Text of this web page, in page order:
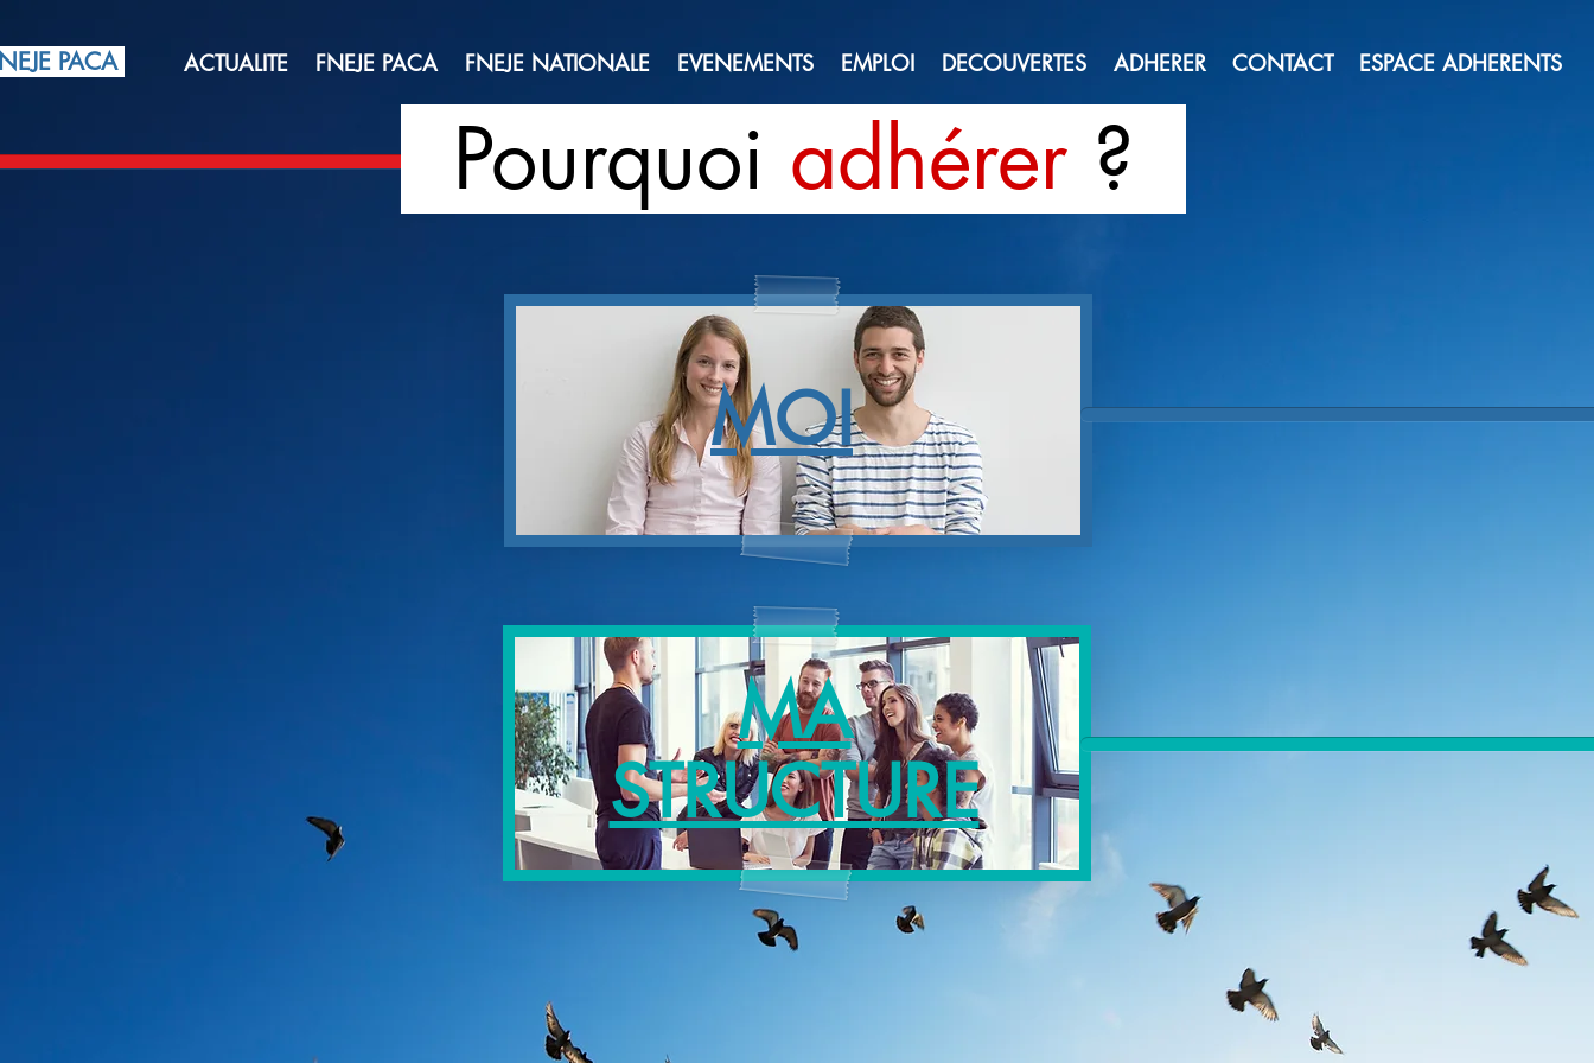
PACA ACTUALITE FNEJE PACA FNEJE NATIONALE EVENEMENTS EMPLOI DECOUVERTES ADHERER CONTACT ESPACE ADHERENTS
Pourquoi adhérer ?
MOI
MA
STRUCTURE